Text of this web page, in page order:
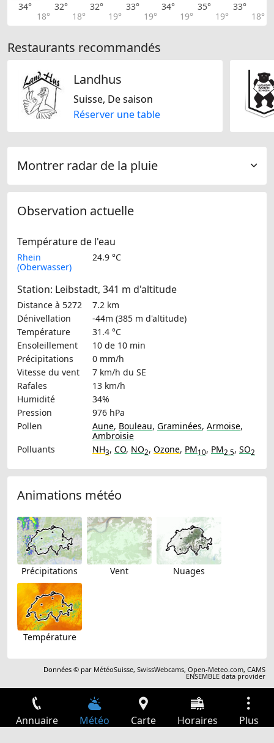
34°
18°
32°
18°
32°
19°
33°
19°
34°
19°
35°
19°
33°
18°
Restaurants recommandés
Landhus
Suisse, De saison
Réserver une table
Montrer radar de la pluie
Observation actuelle
Température de l'eau
Rhein
(Oberwasser)
24.9 °C
Station: Leibstadt, 341 m d'altitude
Distance à 5272
7.2 km
Dénivellation
-44m (385 m d'altitude)
Température
31.4 °C
Ensoleillement
10 de 10 min
Précipitations
0 mm/h
Vitesse du vent
7 km/h du SE
Rafales
13 km/h
Humidité
34%
Pression
976 hPa
Pollen
Aune, Bouleau, Graminées, Armoise,
Ambroisie
Polluants
NH3, CO, NO2, Ozone, PM10, PM2.5, SO2
Animations météo
Précipitations Vent Nuages
Température
Données © par MétéoSuisse,SwissWebcams,Open-Meteo.com,CAMS
ENSEMBLE data provider
Annuaire Météo Carte Horaires Plus